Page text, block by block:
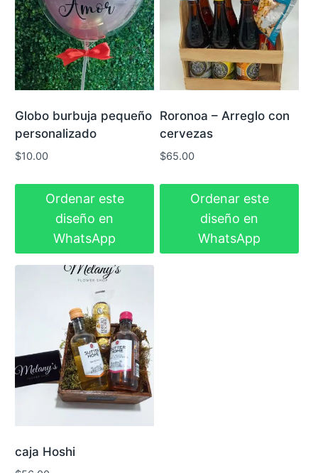
Globo burbuja pequeño
personalizado
$10.00
Ordenar este
diseño en
WhatsApp
Roronoa – Arreglo con
cervezas
$65.00
Ordenar este
diseño en
WhatsApp
caja Hoshi